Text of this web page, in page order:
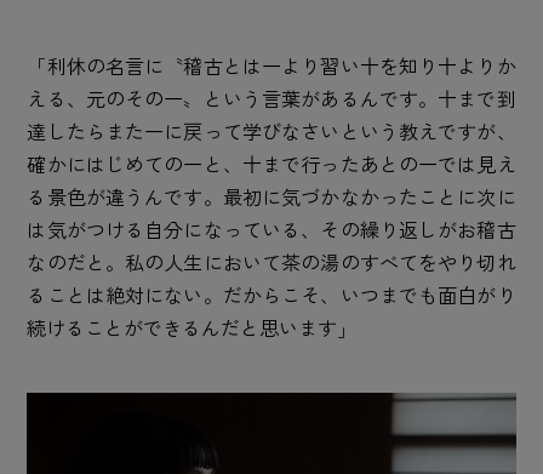
「利休の名言に〝稽古とは一より習い十を知り十よりか
える、元のその一〟という言葉があるんです。十まで到
達したらまた一に戻って学びなさいという教えですが、
確かにはじめての一と、十まで行ったあとの一では見え
る景色が違うんです。最初に気づかなかったことに次に
は気がつける自分になっている、その繰り返しがお稽古
なのだと。私の人生において茶の湯のすべてをやり切れ
ることは絶対にない。だからこそ、いつまでも面白がり
続けることができるんだと思います」